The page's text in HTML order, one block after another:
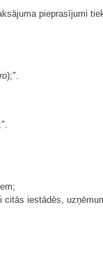
pieprasījumi
);".
iestādēs,